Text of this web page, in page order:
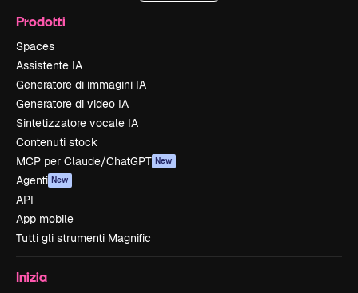
Prodotti
Spaces
Assistente IA
Generatore di immagini IA
Generatore di video IA
Sintetizzatore vocale IA
Contenuti stock
MCP per Claude/ChatGPT New
Agenti New
API
App mobile
Tutti gli strumenti Magnific
Inizia